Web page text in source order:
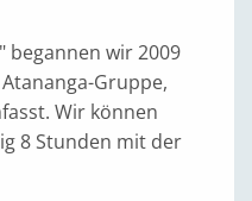
begannen wir 2009
Gruppe,
Wir können
8 Stunden mit der